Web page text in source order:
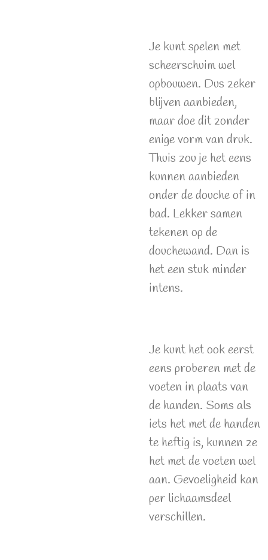
Je kunt spelen met
scheerschuim wel
opbouwen. Dus zeker
blijven aanbieden,
maar doe dit zonder
enige vorm van druk.
Thuis zou je het eens
kunnen aanbieden
onder de douche of in
bad. Lekker samen
tekenen op de
douchewand. Dan is
het een stuk minder
intens.
Je kunt het ook eerst
eens proberen met de
voeten in plaats van
de handen. Soms als
iets het met de handen
te heftig is, kunnen ze
het met de voeten wel
aan. Gevoeligheid kan
per lichaamsdeel
verschillen.